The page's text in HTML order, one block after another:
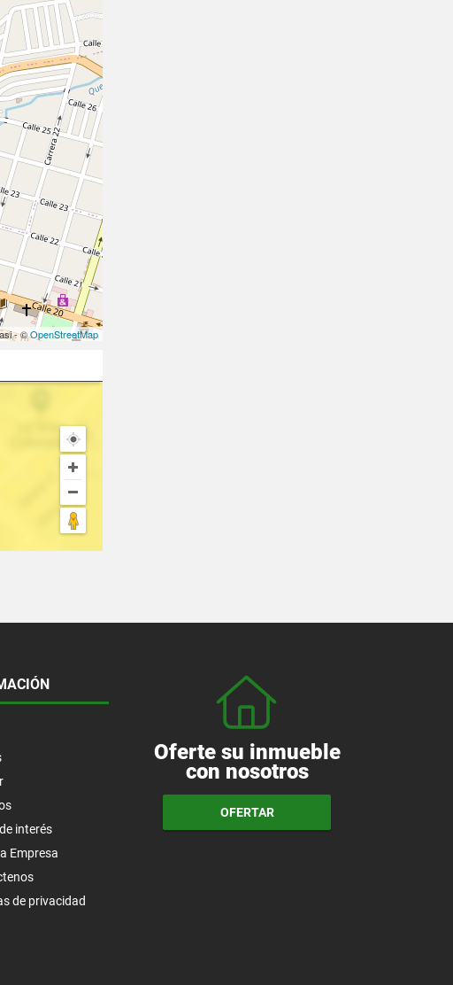
- ©OpenStreetMap
interés
Empresa
de privacidad
Oferte su inmueble
con nosotros
OFERTAR